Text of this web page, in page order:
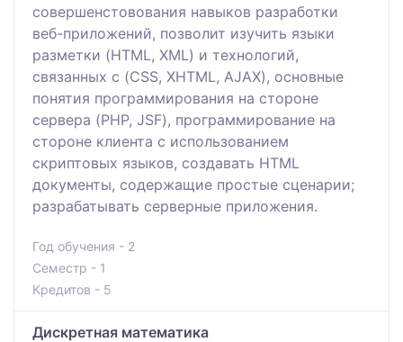
совершенстовования навыков разработки
веб-приложений, позволит изучить языки
разметки (HTML, XML) и технологий,
связанных с (CSS, XHTML, AJAX), основные
понятия программирования на стороне
сервера (PHP, JSF), программирование на
стороне клиента с использованием
скриптовых языков, создавать HTML
документы, содержащие простые сценарии;
разрабатывать серверные приложения.
Год обучения - 2
Семестр - 1
Кредитов - 5
Дискретная математика